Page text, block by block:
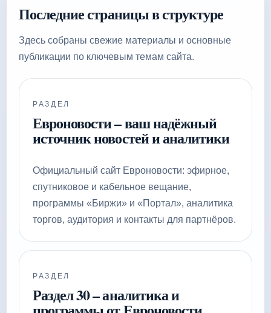
Последние страницы в структуре
Здесь собраны свежие материалы и основные
публикации по ключевым темам сайта.
РАЗДЕЛ
Евроновости – ваш надёжный
источник новостей и аналитики
Официальный сайт Евроновости: эфирное,
спутниковое и кабельное вещание,
программы «Биржи» и «Портал», аналитика
торгов, аудитория и контакты для партнёров.
РАЗДЕЛ
Раздел 30 – аналитика и